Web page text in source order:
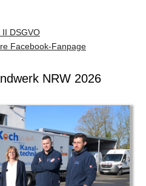
DSGVO
Facebook-Fanpage
NRW 2026